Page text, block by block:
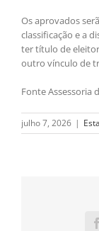
Os aprovados
classificação e a
ter título de
outro vínculo de
Fonte Assessoria
julho 7, 2026 |